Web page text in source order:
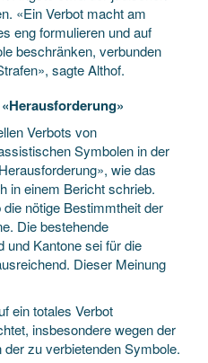
«Ein Verbot macht am
eng formulieren und auf
beschränken, verbunden
sagte Althof.
Verbots von
Symbolen in der
wie das
in einem Bericht schrieb.
nötige Bestimmtheit der
Die bestehende
und Kantone sei für die
Dieser Meinung
ein totales Verbot
insbesondere wegen der
zu verbietenden Symbole.